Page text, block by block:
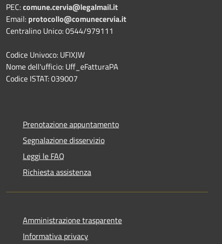
PEC:comune.cervia@legalmail.it
Email: protocollo@comunecervia.it
Centralino Unico: 0544/979111
Codice Univoco: UFIXJW
Nome dell'ufficio: Uff_eFatturaPA
Codice ISTAT: 039007
Prenotazione appuntamento
Segnalazione disservizio
Leggi le FAQ
Richiesta assistenza
Amministrazione trasparente
Informativa privacy